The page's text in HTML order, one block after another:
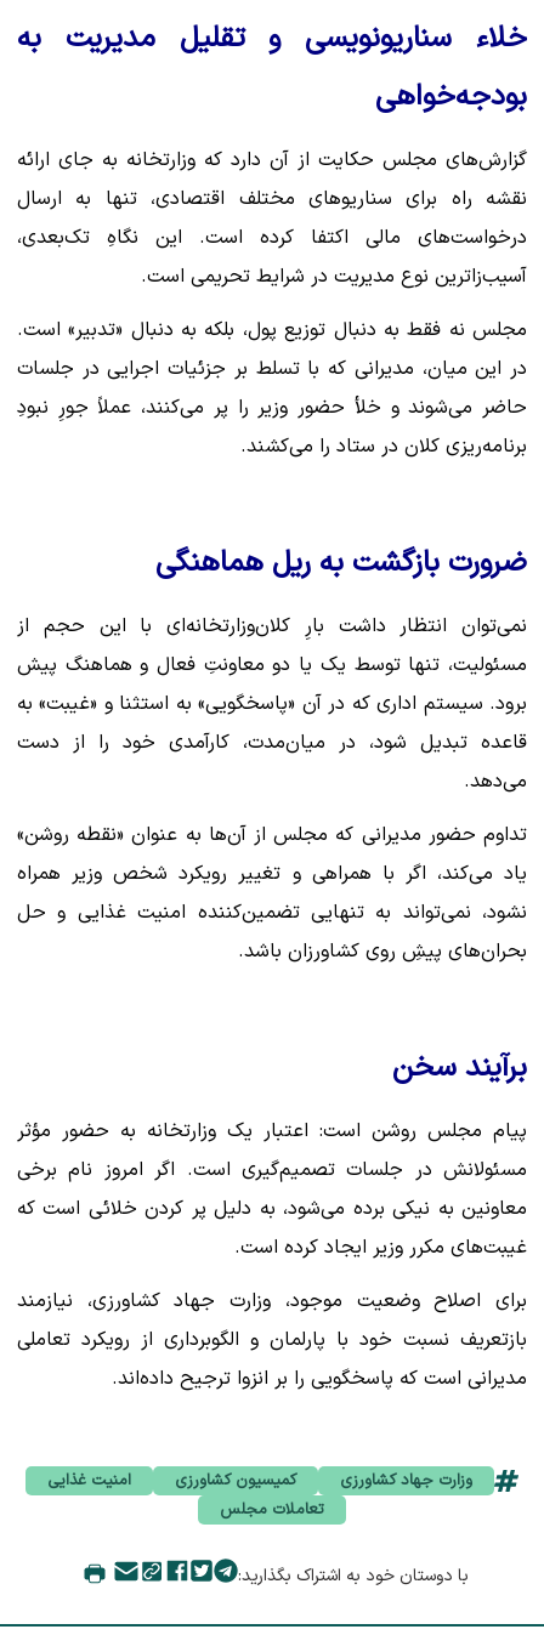
خلاء سناریونویسی و تقلیل مدیریت به
بودجه‌خواهی
گزارش‌های مجلس حکایت از آن دارد که وزارتخانه به جای ارائه
نقشه راه برای سناریوهای مختلف اقتصادی، تنها به ارسال
درخواست‌های مالی اکتفا کرده است. این نگاهِ تک‌بعدی،
آسیب‌زاترین نوع مدیریت در شرایط تحریمی است.
مجلس نه فقط به دنبال توزیع پول، بلکه به دنبال «تدبیر» است.
در این میان، مدیرانی که با تسلط بر جزئیات اجرایی در جلسات
حاضر می‌شوند و خلأ حضور وزیر را پر می‌کنند، عملاً جورِ نبودِ
برنامه‌ریزی کلان در ستاد را می‌کشند.
ضرورت بازگشت به ریل هماهنگی
نمی‌توان انتظار داشت بارِ کلان‌وزارتخانه‌ای با این حجم از
مسئولیت، تنها توسط یک یا دو معاونتِ فعال و هماهنگ پیش
برود. سیستم اداری که در آن «پاسخگویی» به استثنا و «غیبت» به
قاعده تبدیل شود، در میان‌مدت، کارآمدی خود را از دست
می‌دهد.
تداوم حضور مدیرانی که مجلس از آن‌ها به عنوان «نقطه روشن»
یاد می‌کند، اگر با همراهی و تغییر رویکرد شخص وزیر همراه
نشود، نمی‌تواند به تنهایی تضمین‌کننده امنیت غذایی و حل
بحران‌های پیشِ روی کشاورزان باشد.
برآیند سخن
پیام مجلس روشن است: اعتبار یک وزارتخانه به حضور مؤثر
مسئولانش در جلسات تصمیم‌گیری است. اگر امروز نام برخی
معاونین به نیکی برده می‌شود، به دلیل پر کردن خلائی است که
غیبت‌های مکرر وزیر ایجاد کرده است.
برای اصلاح وضعیت موجود، وزارت جهاد کشاورزی، نیازمند
بازتعریف نسبت خود با پارلمان و الگوبرداری از رویکرد تعاملی
مدیرانی است که پاسخگویی را بر انزوا ترجیح داده‌اند.
وزارت جهاد کشاورزی کمیسیون کشاورزی
امنیت غذایی
تعاملات مجلس
با دوستان خود به اشتراک بگذارید: